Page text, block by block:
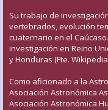
Su trabajo de
vertebrados, evolución
cuaternario en el
investigación en Reino
y Honduras (Fte.
Como aficionado a la
Asociación Astronómica
Asociación Astronómica